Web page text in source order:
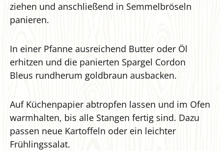
ziehen und anschließend in Semmelbröseln
panieren.
In einer Pfanne ausreichend Butter oder Öl
erhitzen und die panierten Spargel Cordon
Bleus rundherum goldbraun ausbacken.
Auf Küchenpapier abtropfen lassen und im Ofen
warmhalten, bis alle Stangen fertig sind. Dazu
passen neue Kartoffeln oder ein leichter
Frühlingssalat.